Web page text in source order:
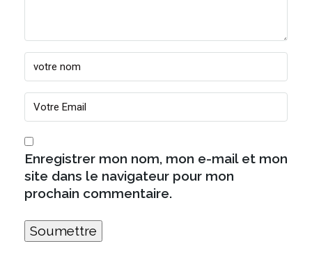
Enregistrer mon nom, mon e-mail et mon
site dans le navigateur pour mon
prochain commentaire.